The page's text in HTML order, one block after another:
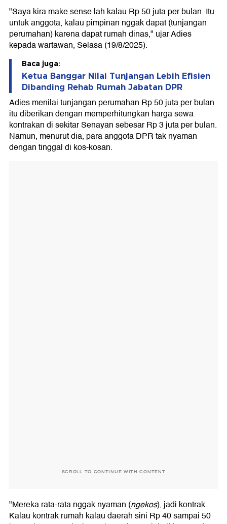
"Saya kira make sense lah kalau Rp 50 juta per bulan. Itu
untuk anggota, kalau pimpinan nggak dapat (tunjangan
perumahan) karena dapat rumah dinas," ujar Adies
kepada wartawan, Selasa (19/8/2025).
Baca juga:
Ketua Banggar Nilai Tunjangan Lebih Efisien
Dibanding Rehab Rumah Jabatan DPR
Adies menilai tunjangan perumahan Rp 50 juta per bulan
itu diberikan dengan memperhitungkan harga sewa
kontrakan di sekitar Senayan sebesar Rp 3 juta per bulan.
Namun, menurut dia, para anggota DPR tak nyaman
dengan tinggal di kos-kosan.
SCROLL TO CONTINUE WITH CONTENT
"Mereka rata-rata nggak nyaman (ngekos), jadi kontrak.
Kalau kontrak rumah kalau daerah sini Rp 40 sampai 50